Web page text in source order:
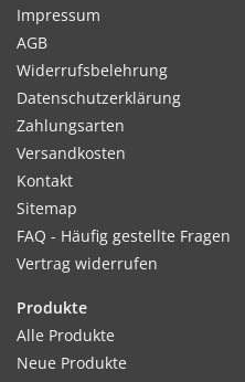
Keimung:
12°C, optimal sind 24°C.
Pferdemist empfehlenswert.
Kultur:
Reihenabstand ca. 3m, in der
3–4 Samenkörner auslegen,
die stärkste Pflanze übrig
Impressum
AGB
Widerrufsbelehrung
Datenschutzerklärung
Zahlungsarten
Versandkosten
Kontakt
Sitemap
FAQ - Häufig gestellte Fragen
Vertrag widerrufen
Produkte
Alle Produkte
Neue Produkte